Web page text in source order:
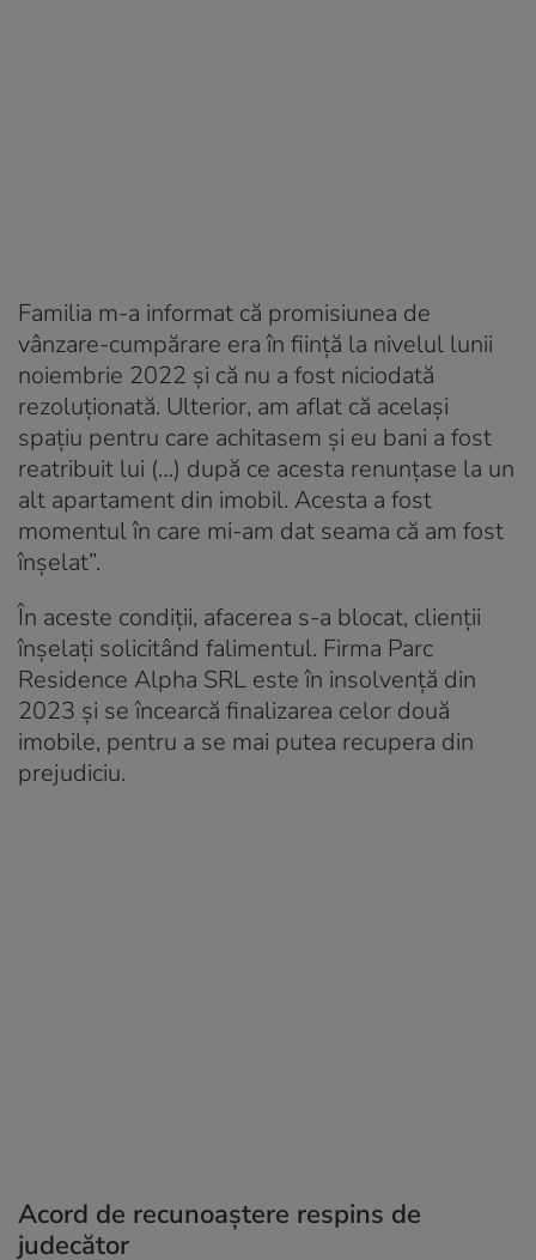
Familia m-a informat că promisiunea de
vânzare-cumpărare era în ființă la nivelul lunii
noiembrie 2022 și că nu a fost niciodată
rezoluționată. Ulterior, am aflat că același
spațiu pentru care achitasem și eu bani a fost
reatribuit lui (…) după ce acesta renunțase la un
alt apartament din imobil. Acesta a fost
momentul în care mi-am dat seama că am fost
înșelat”.
În aceste condiții, afacerea s-a blocat, clienții
înșelați solicitând falimentul. Firma Parc
Residence Alpha SRL este în insolvență din
2023 și se încearcă finalizarea celor două
imobile, pentru a se mai putea recupera din
prejudiciu.
Acord de recunoaștere respins de
judecător